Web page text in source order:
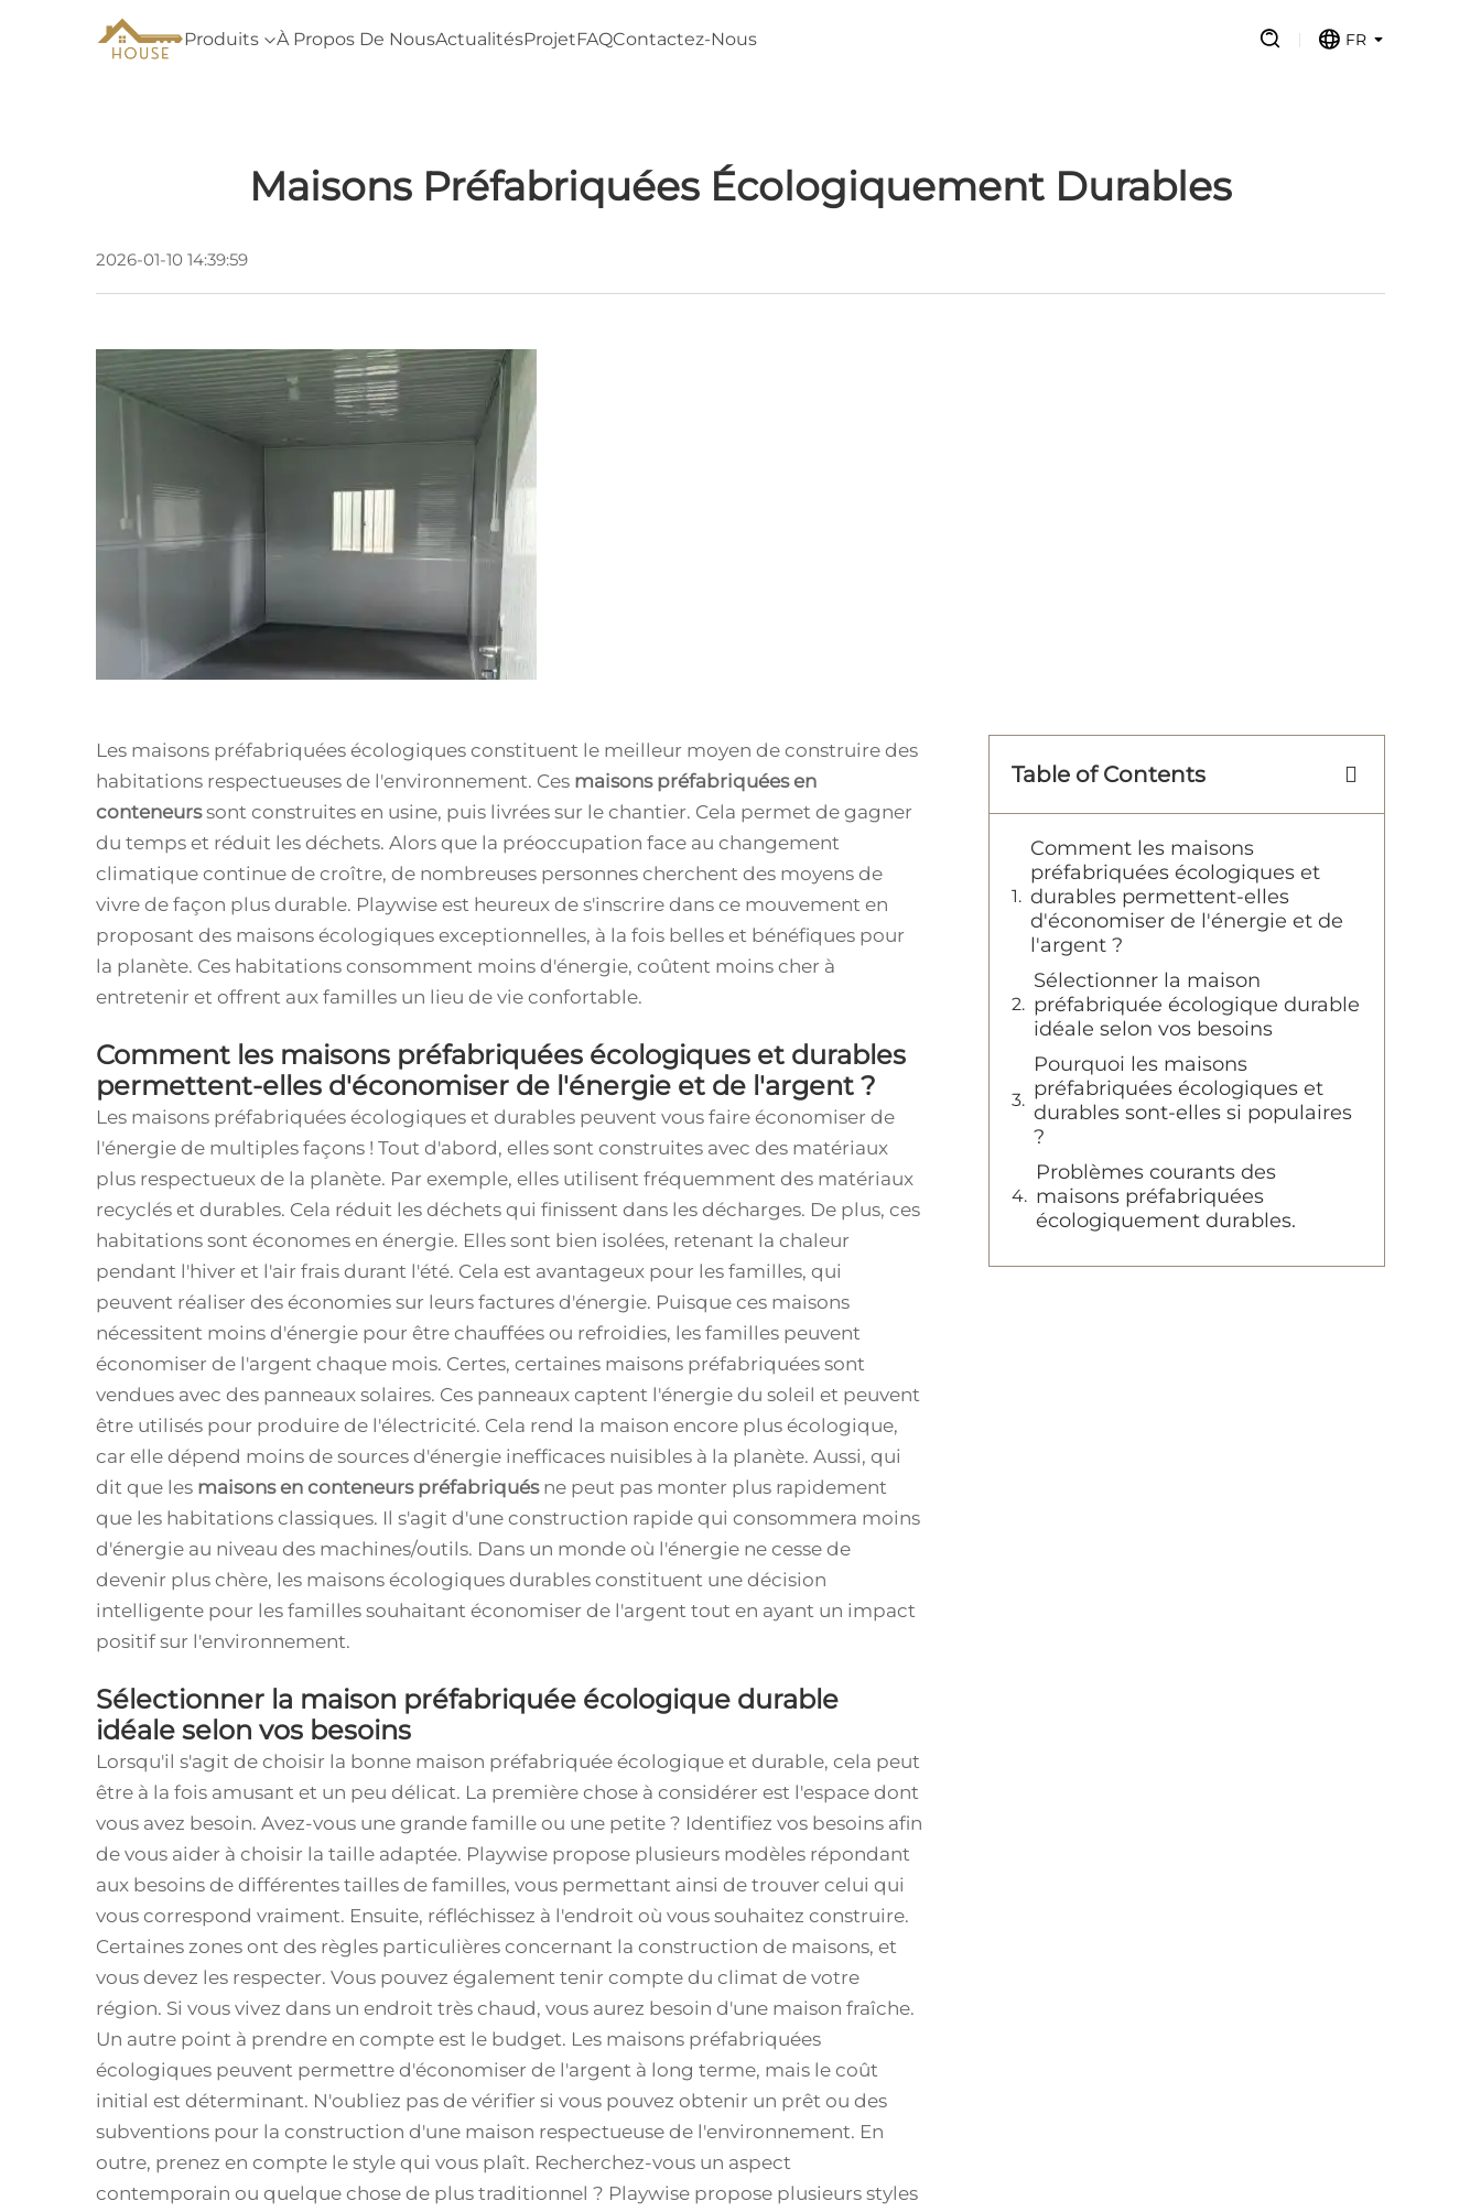
Produits À Propos De NousActualitésProjetFAQContactez-Nous FR
Maisons Préfabriquées Écologiquement Durables
2026-01-10 14:39:59
Les maisons préfabriquées écologiques constituent le meilleur moyen de construire des
habitations respectueuses de l'environnement. Ces maisons préfabriquées en
conteneurssont construites en usine, puis livrées sur le chantier. Cela permet de gagner
du temps et réduit les déchets. Alors que la préoccupation face au changement
climatique continue de croître, de nombreuses personnes cherchent des moyens de
vivre de façon plus durable. Playwise est heureux de s'inscrire dans ce mouvement en
proposant des maisons écologiques exceptionnelles, à la fois belles et bénéfiques pour
la planète. Ces habitations consomment moins d'énergie, coûtent moins cher à
entretenir et offrent aux familles un lieu de vie confortable.
Comment les maisons préfabriquées écologiques et durables
permettent-elles d'économiser de l'énergie et de l'argent ?
Les maisons préfabriquées écologiques et durables peuvent vous faire économiser de
l'énergie de multiples façons ! Tout d'abord, elles sont construites avec des matériaux
plus respectueux de la planète. Par exemple, elles utilisent fréquemment des matériaux
recyclés et durables. Cela réduit les déchets qui finissent dans les décharges. De plus, ces
habitations sont économes en énergie. Elles sont bien isolées, retenant la chaleur
pendant l'hiver et l'air frais durant l'été. Cela est avantageux pour les familles, qui
peuvent réaliser des économies sur leurs factures d'énergie. Puisque ces maisons
nécessitent moins d'énergie pour être chauffées ou refroidies, les familles peuvent
économiser de l'argent chaque mois. Certes, certaines maisons préfabriquées sont
vendues avec des panneaux solaires. Ces panneaux captent l'énergie du soleil et peuvent
être utilisés pour produire de l'électricité. Cela rend la maison encore plus écologique,
car elle dépend moins de sources d'énergie inefficaces nuisibles à la planète. Aussi, qui
dit que les maisons en conteneurs préfabriqués ne peut pas monter plus rapidement
que les habitations classiques. Il s'agit d'une construction rapide qui consommera moins
d'énergie au niveau des machines/outils. Dans un monde où l'énergie ne cesse de
devenir plus chère, les maisons écologiques durables constituent une décision
intelligente pour les familles souhaitant économiser de l'argent tout en ayant un impact
positif sur l'environnement.
Sélectionner la maison préfabriquée écologique durable
idéale selon vos besoins
Lorsqu'il s'agit de choisir la bonne maison préfabriquée écologique et durable, cela peut
être à la fois amusant et un peu délicat. La première chose à considérer est l'espace dont
vous avez besoin. Avez-vous une grande famille ou une petite ? Identifiez vos besoins afin
de vous aider à choisir la taille adaptée. Playwise propose plusieurs modèles répondant
aux besoins de différentes tailles de familles, vous permettant ainsi de trouver celui qui
vous correspond vraiment. Ensuite, réfléchissez à l'endroit où vous souhaitez construire.
Certaines zones ont des règles particulières concernant la construction de maisons, et
vous devez les respecter. Vous pouvez également tenir compte du climat de votre
région. Si vous vivez dans un endroit très chaud, vous aurez besoin d'une maison fraîche.
Un autre point à prendre en compte est le budget. Les maisons préfabriquées
écologiques peuvent permettre d'économiser de l'argent à long terme, mais le coût
initial est déterminant. N'oubliez pas de vérifier si vous pouvez obtenir un prêt ou des
subventions pour la construction d'une maison respectueuse de l'environnement. En
outre, prenez en compte le style qui vous plaît. Recherchez-vous un aspect
contemporain ou quelque chose de plus traditionnel ? Playwise propose plusieurs styles
Table of Contents
Comment les maisons
préfabriquées écologiques et
durables permettent-elles
d'économiser de l'énergie et de
l'argent ?
Sélectionner la maison
préfabriquée écologique durable
idéale selon vos besoins
Pourquoi les maisons
préfabriquées écologiques et
durables sont-elles si populaires
?
Problèmes courants des
maisons préfabriquées
écologiquement durables.